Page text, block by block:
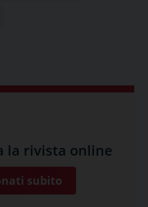
la rivista online
subito